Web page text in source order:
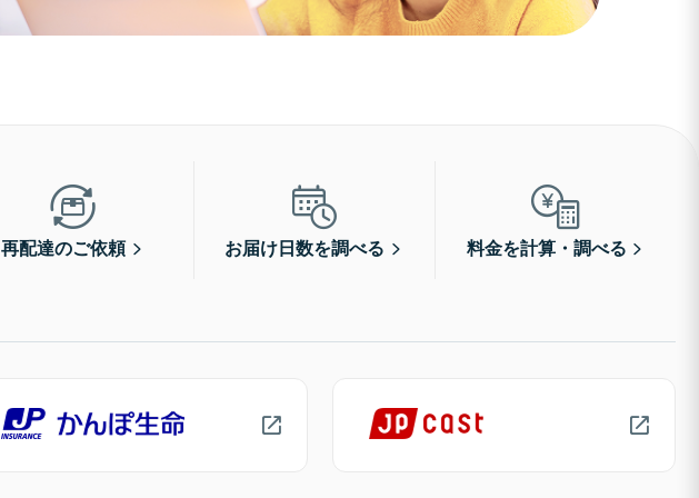
再配達のご依頼 お届け日数を調べる 料金を計算・調べる